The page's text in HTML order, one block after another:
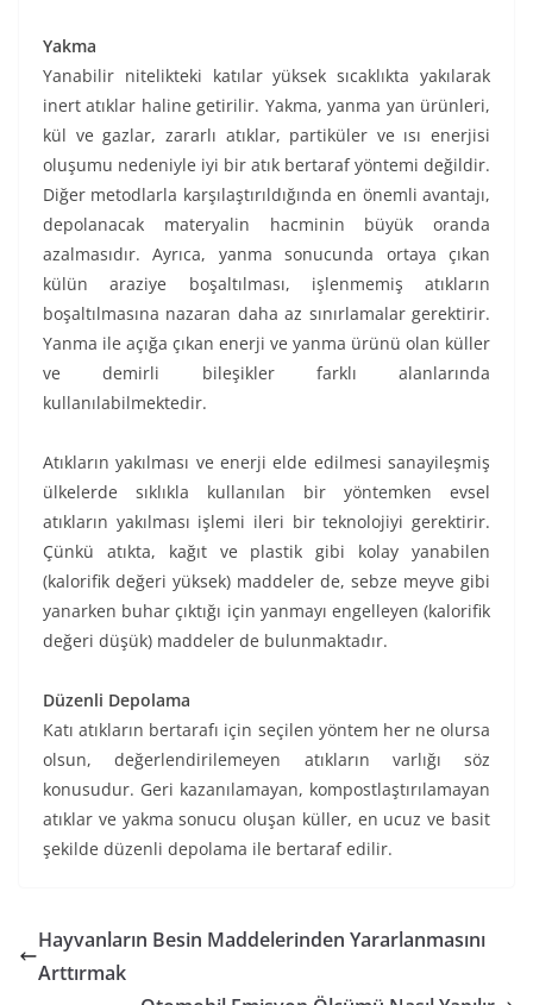
Yakma
Yanabilir nitelikteki katılar yüksek sıcaklıkta yakılarak
inert atıklar haline getirilir. Yakma, yanma yan ürünleri,
kül ve gazlar, zararlı atıklar, partiküler ve ısı enerjisi
oluşumu nedeniyle iyi bir atık bertaraf yöntemi değildir.
Diğer metodlarla karşılaştırıldığında en önemli avantajı,
depolanacak materyalin hacminin büyük oranda
azalmasıdır. Ayrıca, yanma sonucunda ortaya çıkan
külün araziye boşaltılması, işlenmemiş atıkların
boşaltılmasına nazaran daha az sınırlamalar gerektirir.
Yanma ile açığa çıkan enerji ve yanma ürünü olan küller
ve demirli bileşikler farklı alanlarında
kullanılabilmektedir.
Atıkların yakılması ve enerji elde edilmesi sanayileşmiş
ülkelerde sıklıkla kullanılan bir yöntemken evsel
atıkların yakılması işlemi ileri bir teknolojiyi gerektirir.
Çünkü atıkta, kağıt ve plastik gibi kolay yanabilen
(kalorifik değeri yüksek) maddeler de, sebze meyve gibi
yanarken buhar çıktığı için yanmayı engelleyen (kalorifik
değeri düşük) maddeler de bulunmaktadır.
Düzenli Depolama
Katı atıkların bertarafı için seçilen yöntem her ne olursa
olsun, değerlendirilemeyen atıkların varlığı söz
konusudur. Geri kazanılamayan, kompostlaştırılamayan
atıklar ve yakma sonucu oluşan küller, en ucuz ve basit
şekilde düzenli depolama ile bertaraf edilir.
Hayvanların Besin Maddelerinden Yararlanmasını
Arttırmak